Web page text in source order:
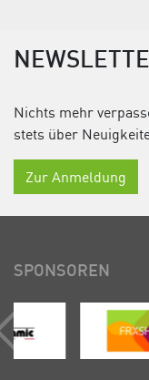
Nichts mehr
stets über
Zur Anmeldung
SPONSOREN